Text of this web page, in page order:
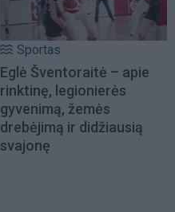
Sportas
Eglė Šventoraitė – apie
rinktinę, legionierės
gyvenimą, žemės
drebėjimą ir didžiausią
svajonę